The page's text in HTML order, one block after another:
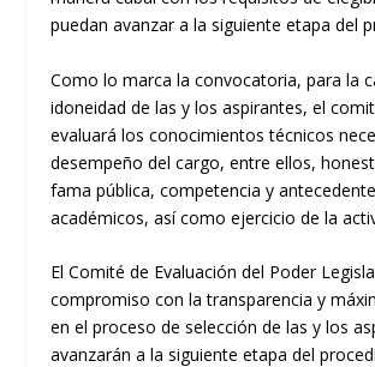
puedan avanzar a la siguiente etapa del
Como lo marca la convocatoria, para la
idoneidad de las y los aspirantes, el
evaluará los conocimientos técnicos
desempeño del cargo, entre ellos,
fama pública, competencia y
académicos, así como ejercicio de la
El Comité de Evaluación del Poder
compromiso con la transparencia y
en el proceso de selección de las y los
avanzarán a la siguiente etapa del